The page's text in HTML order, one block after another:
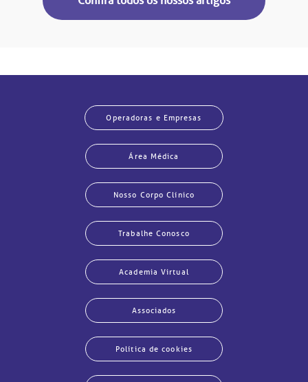
Operadoras e Empresas
Área Médica
Nosso Corpo Clínico
Trabalhe Conosco
Academia Virtual
Associados
Política de cookies